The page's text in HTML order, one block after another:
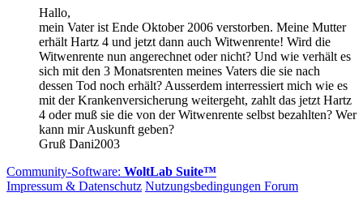
Hallo,
mein Vater ist Ende Oktober 2006 verstorben. Meine Mutter
erhält Hartz 4 und jetzt dann auch Witwenrente! Wird die
Witwenrente nun angerechnet oder nicht? Und wie verhält es
sich mit den 3 Monatsrenten meines Vaters die sie nach
dessen Tod noch erhält? Ausserdem interressiert mich wie es
mit der Krankenversicherung weitergeht, zahlt das jetzt Hartz
4 oder muß sie die von der Witwenrente selbst bezahlten? Wer
kann mir Auskunft geben?
Gruß Dani2003
Community-Software: WoltLab Suite™
Impressum & Datenschutz Nutzungsbedingungen Forum